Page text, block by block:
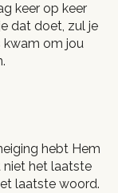
keer op keer
dat doet, zul je
kwam om jou
hebt Hem
het laatste
laatste woord.